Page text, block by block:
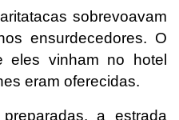
sobrevoavam
ensurdecedores. O
vinham no hotel
eram oferecidas.
a estrada